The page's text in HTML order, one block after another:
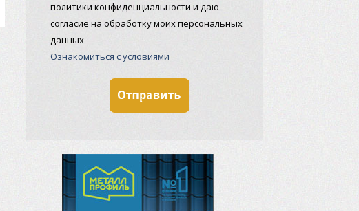
политики конфиденциальности и даю
согласие на обработку моих персональных
данных
Ознакомиться с условиями